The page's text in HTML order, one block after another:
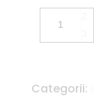
Categorii: